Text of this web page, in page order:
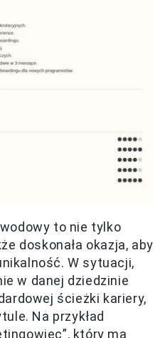
to nie tylko
doskonała okazja, aby
W sytuacji,
w danej dziedzinie
ścieżki kariery,
Na przykład
który ma